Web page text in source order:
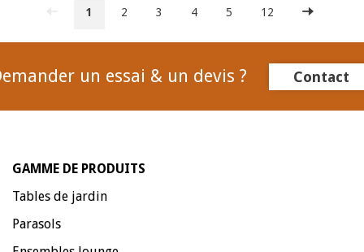
1 2 3 4 5 12
un essai & un devis ? Contact
GAMME DE PRODUITS
Tables de jardin
Parasols